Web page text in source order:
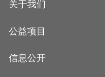
关于我们
公益项目
信息公开